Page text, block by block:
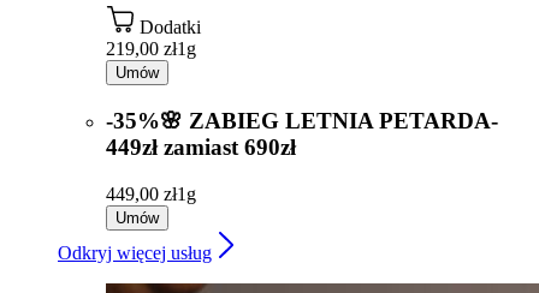
Dodatki
219,00 zł1g
Umów
-35%🌸 ZABIEG LETNIA PETARDA-
449zł zamiast 690zł
449,00 zł1g
Umów
Odkryj więcej usług